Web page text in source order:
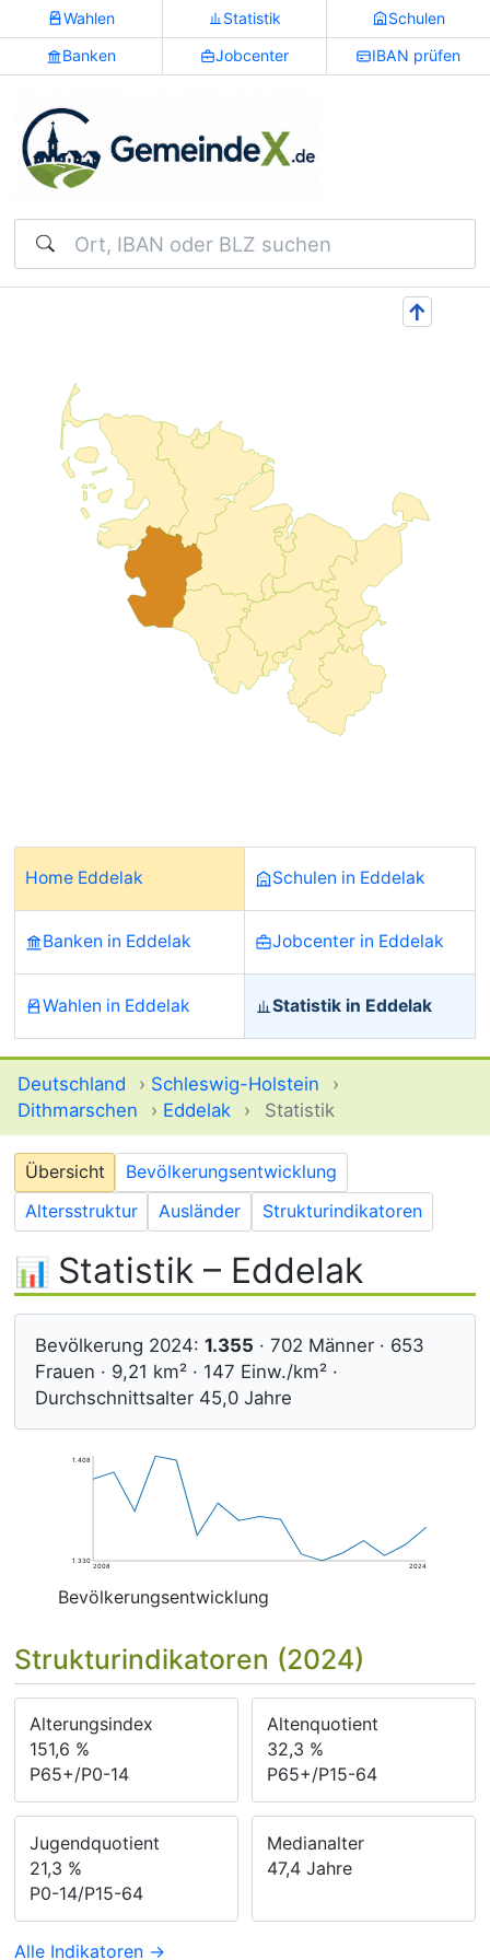
Wahlen Statistik Schulen
Banken Jobcenter IBAN prüfen
Suchen
↑
Home Eddelak Schulen in Eddelak
Banken in Eddelak Jobcenter in Eddelak
Wahlen in Eddelak Statistik in Eddelak
Deutschland › Schleswig-Holstein
›
Dithmarschen
› Eddelak › Statistik
Übersicht
Bevölkerungsentwicklung
Altersstruktur
Ausländer Strukturindikatoren
Statistik – Eddelak
Bevölkerung 2024:1.355 · 702 Männer · 653
Frauen · 9,21 km² · 147 Einw./km² ·
Durchschnittsalter 45,0 Jahre
1.330
1.408
2008 2024
Bevölkerungsentwicklung
Strukturindikatoren (2024)
Alterungsindex
151,6 %
P65+/P0-14
Altenquotient
32,3 %
P65+/P15-64
Jugendquotient
21,3 %
P0-14/P15-64
Medianalter
47,4 Jahre
Alle Indikatoren →